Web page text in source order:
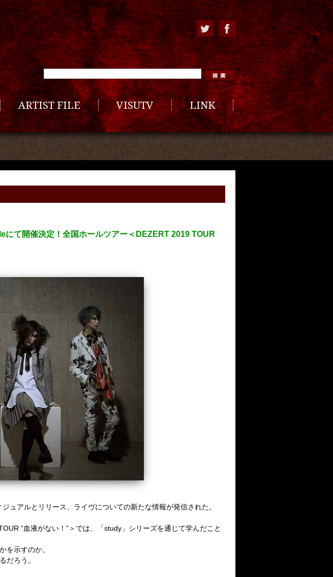
ARTIST FILE VISUTV LINK
て開催決定！全国ホールツアー＜DEZERT 2019 TOUR
ジュアルとリリース、ライヴについての新たな情報が発信された。
“血液がない！”＞では、 「study 」シリーズを通じて学んだこと
を示すのか。
だろう。